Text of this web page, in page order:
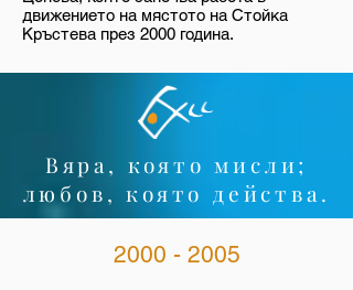
движението на мястото на Стойка
Кръстева през 2000 година.
Вяра, която мисли;
любов, която действа.
2000 - 2005